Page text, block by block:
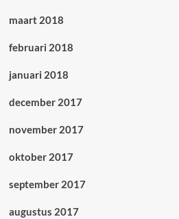
maart 2018
februari 2018
januari 2018
december 2017
november 2017
oktober 2017
september 2017
augustus 2017